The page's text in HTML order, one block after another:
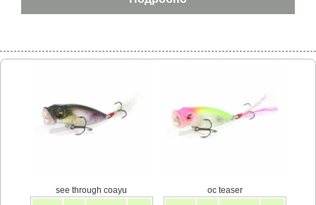
see through coayu oc teaser